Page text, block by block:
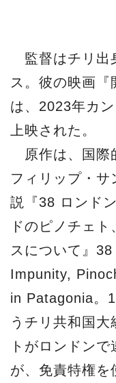
監督はチリ出
ス。彼の映画
は、2023年カ
上映された。
原作は、国際
フィリップ・サ
説『38 ロンド
ドのピノチェ
スについて』
Impunity,
in Patagonia。
うチリ共和国大
トがロンドン
が、免責特権を